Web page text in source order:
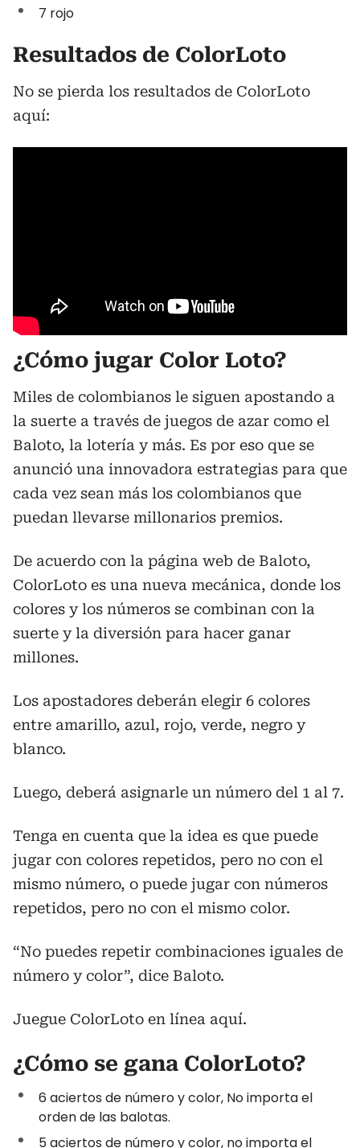
7 rojo
Resultados de ColorLoto
No se pierda los resultados de ColorLoto
aquí:
¿Cómo jugar Color Loto?
Miles de colombianos le siguen apostando a
la suerte a través de juegos de azar como el
Baloto, la lotería y más. Es por eso que se
anunció una innovadora estrategias para que
cada vez sean más los colombianos que
puedan llevarse millonarios premios.
De acuerdo con la página web de Baloto,
ColorLoto es una nueva mecánica, donde los
colores y los números se combinan con la
suerte y la diversión para hacer ganar
millones.
Los apostadores deberán elegir 6 colores
entre amarillo, azul, rojo, verde, negro y
blanco.
Luego, deberá asignarle un número del 1 al 7.
Tenga en cuenta que la idea es que puede
jugar con colores repetidos, pero no con el
mismo número, o puede jugar con números
repetidos, pero no con el mismo color.
“No puedes repetir combinaciones iguales de
número y color”, dice Baloto.
Juegue ColorLoto en línea aquí.
¿Cómo se gana ColorLoto?
6 aciertos de número y color, No importa el
orden de las balotas.
5 aciertos de número y color, no importa el